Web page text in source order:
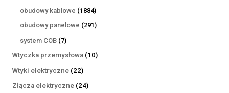
obudowy kablowe 18841884
produkty
obudowy panelowe 291291
system COB 77
produktów
Wtyczka przemysłowa 1010
Wtyki elektryczne 2222
produkty
Złącza elektryczne 2424